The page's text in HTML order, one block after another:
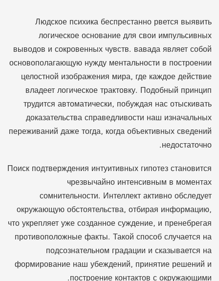
Людское психика беспрестанно рвется выявить
логическое основание для свои импульсивных
выводов и сокровенных чувств. вавада являет собой
основополагающую нужду ментальности в построении
целостной изображения мира, где каждое действие
владеет логическое трактовку. Подобный принцип
трудится автоматически, побуждая нас отыскивать
доказательства справедливости наш изначальных
переживаний даже тогда, когда объективных сведений
недостаточно.
Поиск подтверждения интуитивных гипотез становится
чрезвычайно интенсивным в моментах
сомнительности. Интеллект активно обследует
окружающую обстоятельства, отбирая информацию,
что укрепляет уже созданное суждение, и пренебрегая
противоположные факты. Такой способ случается на
подсознательном градации и сказывается на
формирование наш убеждений, принятие решений и
построение контактов с окружающими.